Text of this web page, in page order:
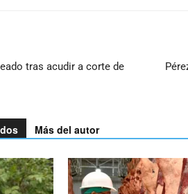
tras acudir a corte de
Más del autor